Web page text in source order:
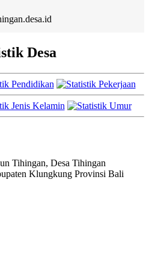
Desa
Tihingan, Desa Tihingan
Klungkung Provinsi Bali